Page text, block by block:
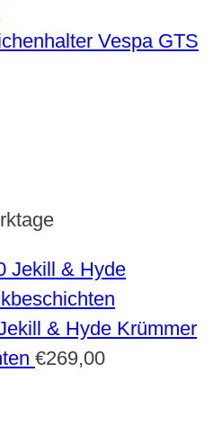
Vespa GTS
& Hyde Krümmer
€269,00